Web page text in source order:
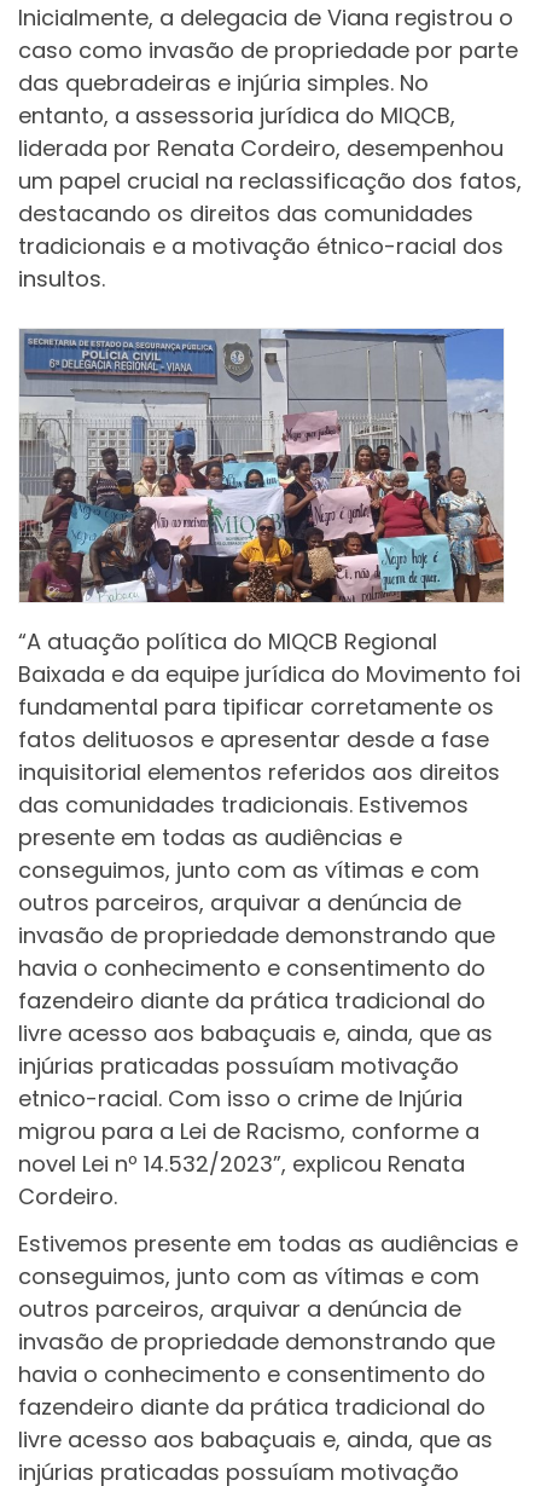
Inicialmente, a delegacia de Viana registrou o
caso como invasão de propriedade por parte
das quebradeiras e injúria simples. No
entanto, a assessoria jurídica do MIQCB,
liderada por Renata Cordeiro, desempenhou
um papel crucial na reclassificação dos fatos,
destacando os direitos das comunidades
tradicionais e a motivação étnico-racial dos
insultos.
“A atuação política do MIQCB Regional
Baixada e da equipe jurídica do Movimento foi
fundamental para tipificar corretamente os
fatos delituosos e apresentar desde a fase
inquisitorial elementos referidos aos direitos
das comunidades tradicionais. Estivemos
presente em todas as audiências e
conseguimos, junto com as vítimas e com
outros parceiros, arquivar a denúncia de
invasão de propriedade demonstrando que
havia o conhecimento e consentimento do
fazendeiro diante da prática tradicional do
livre acesso aos babaçuais e, ainda, que as
injúrias praticadas possuíam motivação
etnico-racial. Com isso o crime de Injúria
migrou para a Lei de Racismo, conforme a
novel Lei nº 14.532/2023”, explicou Renata
Cordeiro.
Estivemos presente em todas as audiências e
conseguimos, junto com as vítimas e com
outros parceiros, arquivar a denúncia de
invasão de propriedade demonstrando que
havia o conhecimento e consentimento do
fazendeiro diante da prática tradicional do
livre acesso aos babaçuais e, ainda, que as
injúrias praticadas possuíam motivação